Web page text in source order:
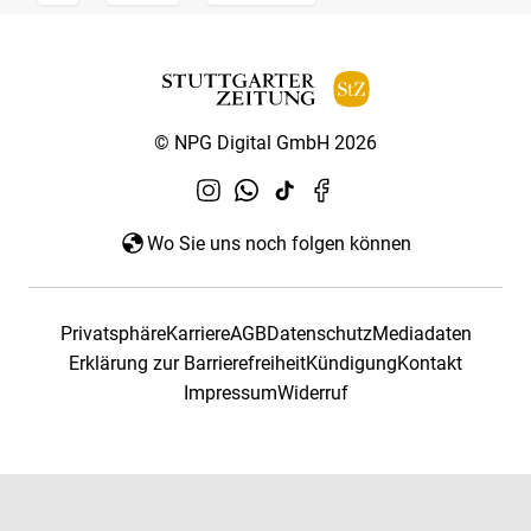
© NPG Digital GmbH 2026
Wo Sie uns noch folgen können
PrivatsphäreKarriereAGBDatenschutzMediadaten
Erklärung zur BarrierefreiheitKündigungKontakt
ImpressumWiderruf